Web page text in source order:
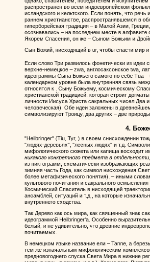
распространен во всем индоевропейском
исландского и кельтского. Если понять, что
раннем христианстве, распространявшемся в
гиперборейская традиция – в Малой Азии,
осознавались – на последнем месте в алфавите
Якорем Спасения, он же – Сыном Божьим и
Сын Божий, нисходящий в ur, чтобы спасти мир и
Если слово Три развилось фонетически из
верхне-немецкое – zwa, англосаксонское twa,
идеограммы Сына Божьего самого по себе Tua –
календарном уровне была внутренняя связь
относятся к , Сыну Божьему, космическому
христианской традицией, которая строит
личности Иисуса Христа сакральных чисел
человеческая). Обе идеи заложены в
символизируют Троицу, два других – две природы
4.
"Heilbringer" (Tiu, Tyr, ) в своем снисхождении
"людях-деревьях", "лесных людях" и т.д.
мифологического сюжета или капища восходит
никакого конкретного предмета в отдельности
из пиктограмм, схематически изображающих
зимняя часть Года, как символ нисхождения
более метафизического понятия), – иными
культового почитания и сакрального
Космический Спаситель в нисходящей
ансамблей, ситуаций и т.д., на которые
внутреннего сходства.
Так Дерево как ось мира, как священный знак
идеограммой Heilbringer'а. Особенно
белый, и не удивительно, что древние
почитаемых.
В немецком языке название ели – Tanne, а
тем же изначальным мифологическим
предновогоднего спуска Света Мира в нижние